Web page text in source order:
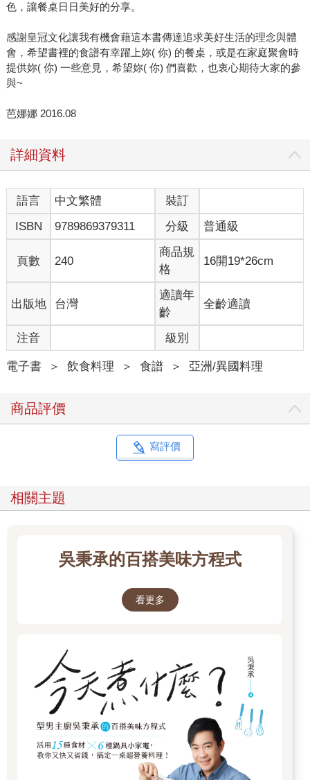
色，讓餐桌日日美好的分享。
感謝皇冠文化讓我有機會藉這本書傳達追求美好生活的理念與體
會，希望書裡的食譜有幸躍上妳( 你) 的餐桌，或是在家庭聚會時
提供妳( 你) 一些意見，希望妳( 你) 們喜歡，也衷心期待大家的參
與~
芭娜娜 2016.08
詳細資料
語言 中文繁體
裝訂
ISBN
9789869379311 分級 普通級
頁數 240
商品規
格
16開19*26cm
出版地 台灣
適讀年
齡
全齡適讀
注音 級別
電子書 ＞ 飲食料理 ＞ 食譜 ＞ 亞洲/異國料理
商品評價
寫評價
相關主題
吳秉承的百搭美味方程式
看更多